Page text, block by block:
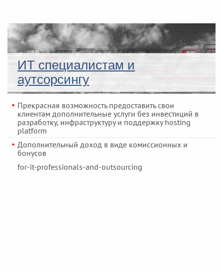
ИТ специалистам и
аутсорсингу
Прекрасная возможность предоставить свои
клиентам дополнительные услуги без инвестиций в
разработку, инфраструктуру и поддержку hosting
platform
Дополнительный доход в виде комиссионных и
бонусов
for-it-professionals-and-outsourcing